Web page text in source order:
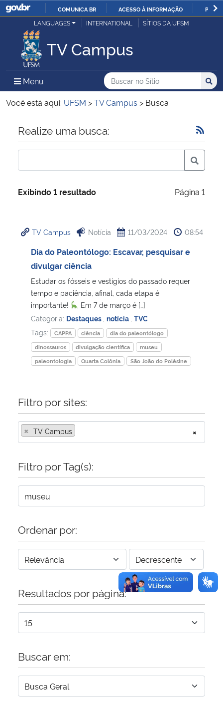
IR
O
COMUNICA BR ACESSO À INFORMAÇÃO
Ministério da Justiça e Segurança Pública
Ministério da Defesa
Ministério das Relações Exteriores
Ministério da Economia
Ministério da Infraestrutura
Ministério da Cidadania
Ministério de Minas e Energia
Ministério da Ciência, Tecnologia, Inovações e Comunicações
Ministério do Meio Ambiente
Ministério do Turismo
Ministério da Mulher, da Família e dos Direitos Humanos
Secretaria-Geral
Secretaria de Governo
Advocacia-Geral da União
LANGUAGES INTERNATIONAL SÍTIOS DA UFSM
TV Campus
Menu Menu Principal do Sítio
Busca
Buscar no no Sítio
Busca:
Você está aqui: UFSM >TV Campus > Busca
Início do conteúdo
Realize uma busca:
Exibindo 1 resultado Página 1
TV Campus Notícia 11/03/2024 08:54
Dia do Paleontólogo: Escavar, pesquisar e
divulgar ciência
Estudar os fósseis e vestígios do passado requer
tempo e paciência, afinal, cada etapa é
importante!
Em 7 de março é […]
Categoria: Destaques notícia TVC
Tags:
CAPPA ciência
dia do paleontólogo
dinossauros
divulgação científica
museu
paleontologia
Quarta Colônia São João do Polêsine
Filtro por sites:
×
× TV Campus
Filtro por Tag(s):
Ordenar por:
Resultados por página:
Buscar em: